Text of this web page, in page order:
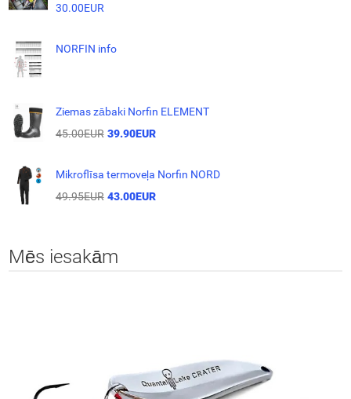
30.00EUR
NORFIN info
Ziemas zābaki Norfin ELEMENT
45.00EUR 39.90EUR
Mikroflīsa termoveļa Norfin NORD
49.95EUR 43.00EUR
Mēs iesakām